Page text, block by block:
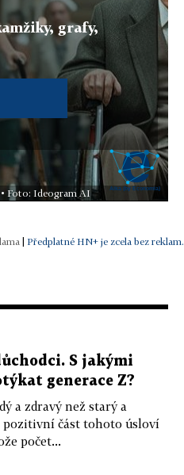
grafy,
Foto: Ideogram AI
Předplatné HN+ je zcela bez reklam.
S jakými
generace Z?
a zdravý než starý a
pozitivní část tohoto úsloví
počet...